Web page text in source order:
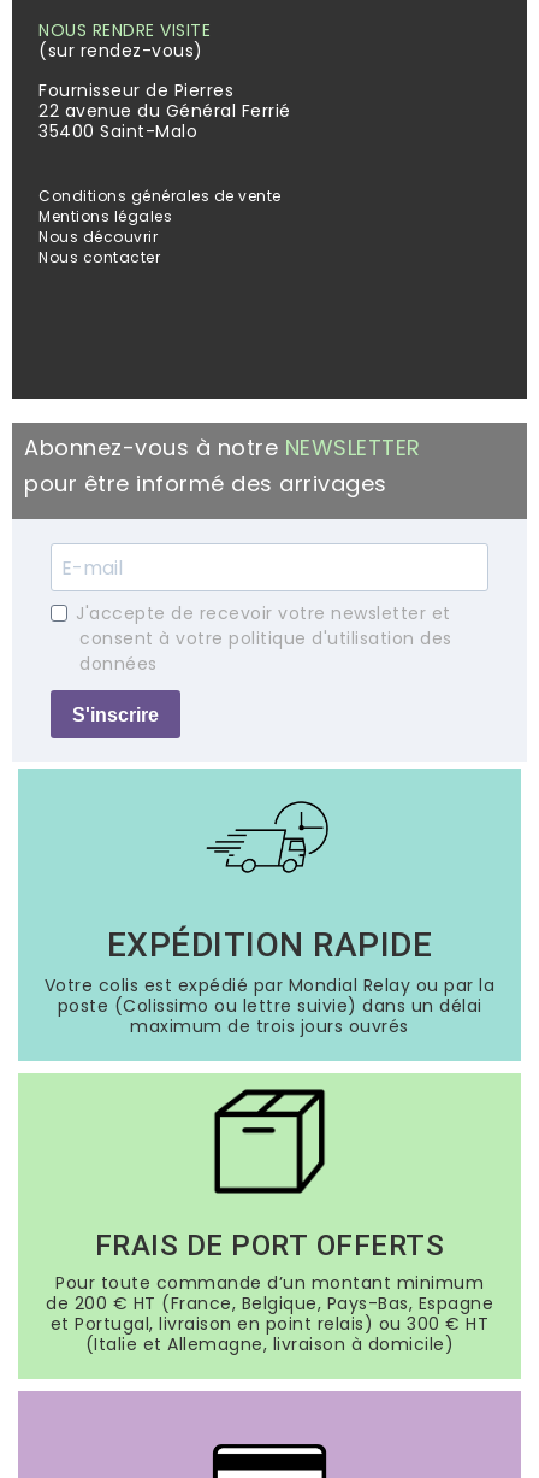
NOUS RENDRE VISITE
(sur rendez-vous)
Fournisseur de Pierres
22 avenue du Général Ferrié
35400 Saint-Malo
Conditions générales de vente
Mentions légales
Nous découvrir
Nous contacter
Abonnez-vous à notre NEWSLETTER
pour être informé des arrivages
J'accepte de recevoir votre newsletter et
consent à votre politique d'utilisation des
données
S'inscrire
EXPÉDITION RAPIDE
Votre colis est expédié par Mondial Relay ou par la
poste (Colissimo ou lettre suivie) dans un délai
maximum de trois jours ouvrés
FRAIS DE PORT OFFERTS
Pour toute commande d’un montant minimum
de 200 € HT (France, Belgique, Pays-Bas, Espagne
et Portugal, livraison en point relais) ou 300 € HT
(Italie et Allemagne, livraison à domicile)